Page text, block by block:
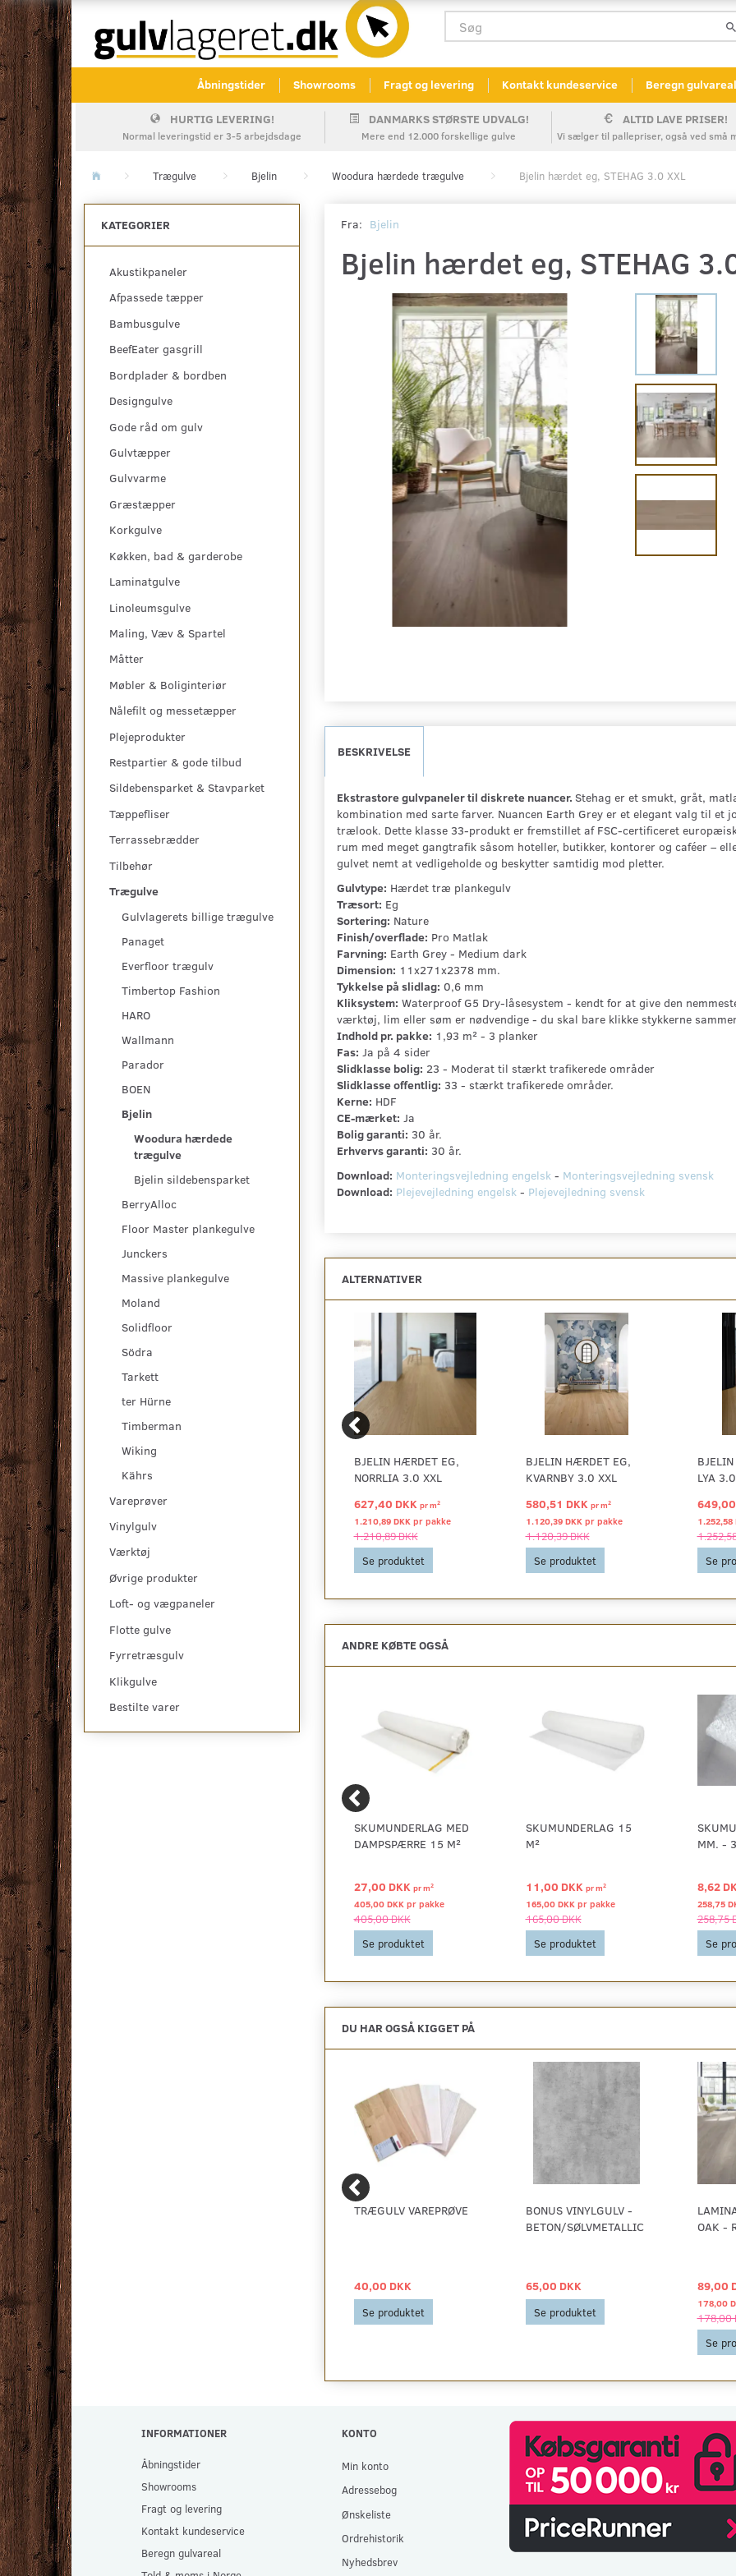
Åbningstider Showrooms Fragt og levering Kontakt kundeservice Beregn gulvareal
HURTIG LEVERING!
Normal leveringstid er 3-5 arbejdsdage
DANMARKS STØRSTE UDVALG!
Mere end 12.000 forskellige gulve
ALTID LAVE PRISER!
Vi sælger til pallepriser, også ved små
Trægulve Bjelin Woodura hærdede trægulve Bjelin hærdet eg, STEHAG 3.0 XXL
KATEGORIER
Akustikpaneler
Afpassede tæpper
Bambusgulve
BeefEater gasgrill
Bordplader & bordben
Designgulve
Gode råd om gulv
Gulvtæpper
Gulvvarme
Græstæpper
Korkgulve
Køkken, bad & garderobe
Laminatgulve
Linoleumsgulve
Maling, Væv & Spartel
Måtter
Møbler & Boliginteriør
Nålefilt og messetæpper
Plejeprodukter
Restpartier & gode tilbud
Sildebensparket & Stavparket
Tæppefliser
Terrassebrædder
Tilbehør
Trægulve
Gulvlagerets billige trægulve
Panaget
Everfloor trægulv
Timbertop Fashion
HARO
Wallmann
Parador
BOEN
Bjelin
Woodura hærdede
trægulve
Bjelin sildebensparket
BerryAlloc
Floor Master plankegulve
Junckers
Massive plankegulve
Moland
Solidfloor
Södra
Tarkett
ter Hürne
Timberman
Wiking
Kährs
Vareprøver
Vinylgulv
Værktøj
Øvrige produkter
Loft- og vægpaneler
Flotte gulve
Fyrretræsgulv
Klikgulve
Bestilte varer
Fra: Bjelin
Bjelin hærdet eg, STEHAG
BESKRIVELSE
Ekstrastore gulvpaneler til diskrete nuancer. Stehag er et smukt, gråt,
kombination med sarte farver. Nuancen Earth Grey er et elegant valg til
trælook. Dette klasse 33-produkt er fremstillet af FSC-certificeret
rum med meget gangtrafik såsom hoteller, butikker, kontorer og caféer –
gulvet nemt at vedligeholde og beskytter samtidig mod pletter.
Gulvtype: Hærdet træ plankegulv
Træsort: Eg
Sortering: Nature
Finish/overflade: Pro Matlak
Farvning: Earth Grey - Medium dark
Dimension: 11x271x2378 mm.
Tykkelse på slidlag: 0,6 mm
Kliksystem: Waterproof G5 Dry-låsesystem - kendt for at give den
værktøj, lim eller søm er nødvendige - du skal bare klikke stykkerne
Indhold pr. pakke: 1,93 m² - 3 planker
Fas: Ja på 4 sider
Slidklasse bolig: 23 - Moderat til stærkt trafikerede områder
Slidklasse offentlig: 33 - stærkt trafikerede områder.
Kerne: HDF
CE-mærket: Ja
Bolig garanti: 30 år.
Erhvervs garanti: 30 år.
Download: Monteringsvejledning engelsk- Monteringsvejledning svensk
Download: Plejevejledning engelsk- Plejevejledning svensk
ALTERNATIVER
BJELIN HÆRDET EG,
VEJBY 3.0 XL
589,00 DKK
1.066,09 DKK pr
1.066,09 DKK
Se produktet
BJELIN HÆRDET EG,
NORRLIA 3.0 XXL
627,40 DKK prm2
1.210,89 DKK pr pakke
1.210,89 DKK
Se produktet
BJELIN HÆRDET EG,
KVARNBY 3.0 XXL
580,51 DKK prm2
1.120,39 DKK pr pakke
1.120,39 DKK
Se produktet
LYA
1.252,58
Se
ANDRE KØBTE OGSÅ
NO NOISE EXTREME
MED DAMPSPÆRRE
56,00 DKKpr
308,00 DKK pr
308,00 DKK
Se produktet
SKUMUNDERLAG MED
DAMPSPÆRRE 15 M²
27,00 DKK prm2
405,00 DKK pr pakke
405,00 DKK
Se produktet
SKUMUNDERLAG 15
M²
11,00 DKK prm2
165,00 DKK pr pakke
165,00 DKK
Se produktet
MM. -
8,62
258,75
258,75
Se
DU HAR OGSÅ KIGGET PÅ
ZORBA+ - BILLIGT
BOUCLE GULVTÆPPE -
RESTPARTI, FLERE
FARVER
49,00 DKK
Se produktet
TRÆGULV VAREPRØVE
40,00 DKK
Se produktet
BONUS VINYLGULV -
BETON/SØLVMETALLIC
65,00 DKK
Se produktet
OAK -
89,00
178,00
178,00
Se
INFORMATIONER
Åbningstider
Showrooms
Fragt og levering
Kontakt kundeservice
Beregn gulvareal
KONTO
Min konto
Adressebog
Ønskeliste
Ordrehistorik
Nyhedsbrev